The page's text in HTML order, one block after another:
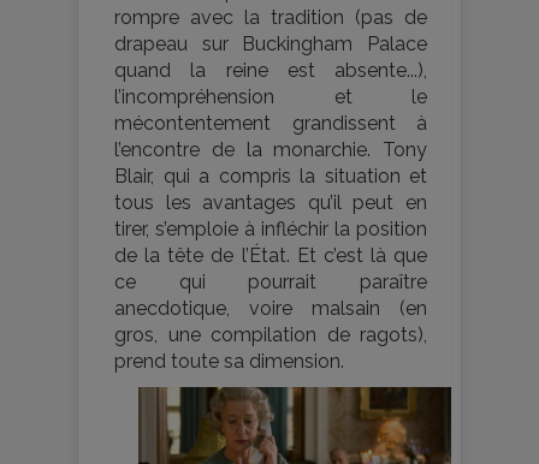
rompre avec la tradition (pas de
drapeau sur Buckingham Palace
quand la reine est absente...),
l’incompréhension et le
mécontentement grandissent à
l’encontre de la monarchie. Tony
Blair, qui a compris la situation et
tous les avantages qu’il peut en
tirer, s’emploie à infléchir la position
de la tête de l’État. Et c’est là que
ce qui pourrait paraître
anecdotique, voire malsain (en
gros, une compilation de ragots),
prend toute sa dimension.